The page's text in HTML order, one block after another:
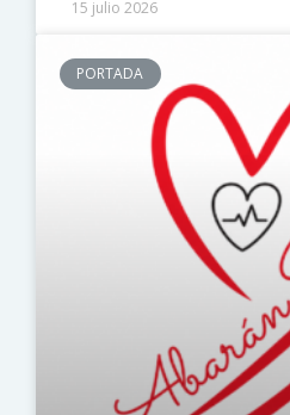
15 julio 2026
PORTADA